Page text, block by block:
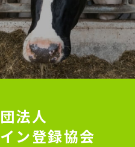
法人
ン登録協会